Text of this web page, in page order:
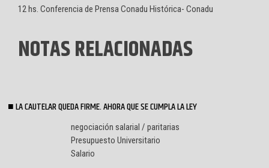
12 hs. Conferencia de Prensa Conadu Histórica- Conadu
NOTAS RELACIONADAS
LA CAUTELAR QUEDA FIRME. AHORA QUE SE CUMPLA LA LEY
negociación salarial / paritarias
Presupuesto Universitario
Salario